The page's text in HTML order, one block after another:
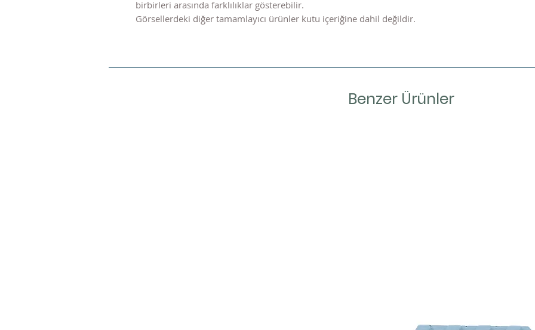
birbirleri arasında farklılıklar gösterebilir.
Görsellerdeki diğer tamamlayıcı ürünler kutu içeriğine dahil değildir.
Benzer Ürünler